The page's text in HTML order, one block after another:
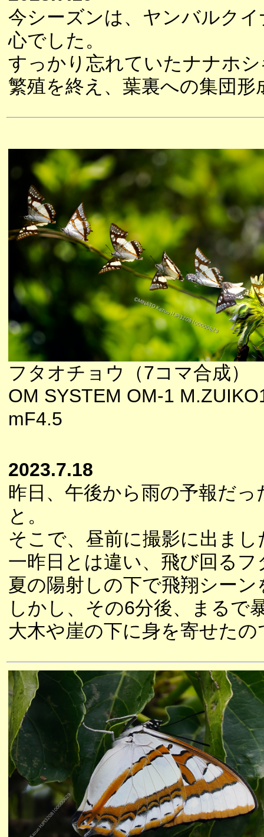
今シーズンは、ヤンバルク
心でした。
すっかり忘れていたナナホ
繁殖を終え、葉裏への集団
フタオチョウ（7コマ合成）
OM SYSTEM OM-1
mF4.5
2023.7.18
昨日、午後から雨の予報だ
と。
そこで、昼前に撮影に出まし
一昨日とは違い、飛び回る
夏の陽射しの下で飛翔シー
しかし、その6分後、まるで
大木や崖の下に身を寄せた